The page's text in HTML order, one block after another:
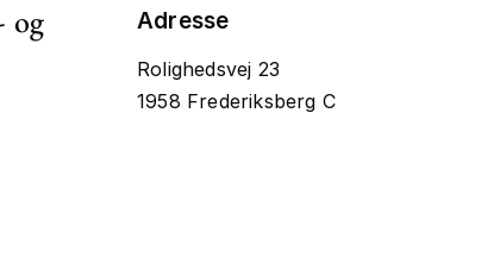
og
Adresse
Rolighedsvej 23
1958 Frederiksberg C